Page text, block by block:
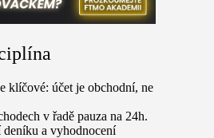
klíčové: účet je obchodní, ne
v řadě pauza na 24h.
deníku a vyhodnocení